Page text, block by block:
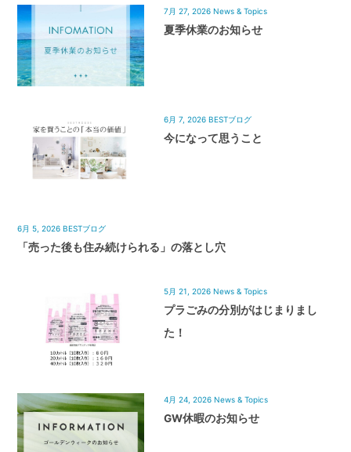
7月 27, 2026 News & Topics
夏季休業のお知らせ
6月 7, 2026 BESTブログ
今になって思うこと
6月 5, 2026 BESTブログ
「売った後も住み続けられる」の落とし穴
5月 21, 2026 News & Topics
プラごみの分別がはじまりまし
た！
4月 24, 2026 News & Topics
GW休暇のお知らせ